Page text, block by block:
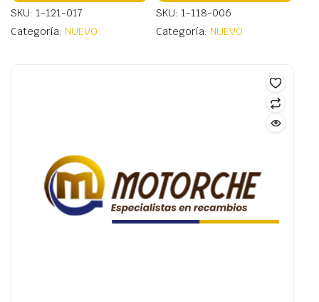
SKU: 1-121-017
Categoría: NUEVO
SKU: 1-118-006
Categoría: NUEVO